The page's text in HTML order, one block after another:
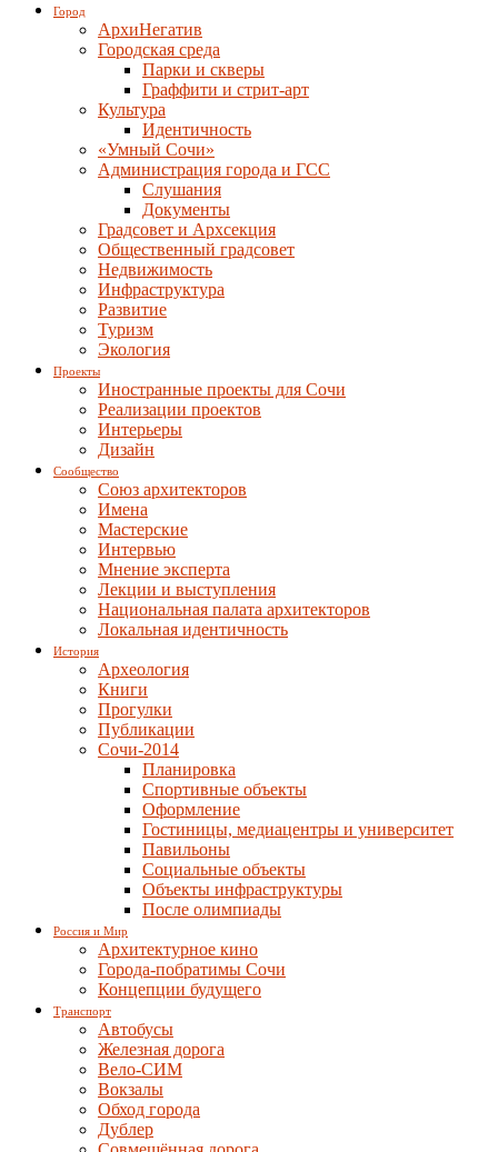
Город
АрхиНегатив
Городская среда
Парки и скверы
Граффити и стрит-арт
Культура
Идентичность
«Умный Сочи»
Администрация города и ГСС
Слушания
Документы
Градсовет и Архсекция
Общественный градсовет
Недвижимость
Инфраструктура
Развитие
Туризм
Экология
Проекты
Иностранные проекты для Сочи
Реализации проектов
Интерьеры
Дизайн
Сообщество
Союз архитекторов
Имена
Мастерские
Интервью
Мнение эксперта
Лекции и выступления
Национальная палата архитекторов
Локальная идентичность
История
Археология
Книги
Прогулки
Публикации
Сочи-2014
Планировка
Спортивные объекты
Оформление
Гостиницы, медиацентры и университет
Павильоны
Социальные объекты
Объекты инфраструктуры
После олимпиады
Россия и Мир
Архитектурное кино
Города-побратимы Сочи
Концепции будущего
Транспорт
Автобусы
Железная дорога
Вело-СИМ
Вокзалы
Обход города
Дублер